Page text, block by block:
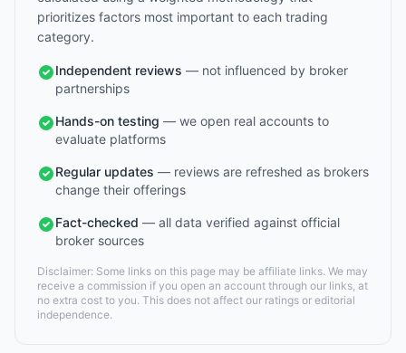
prioritizes factors most important to each trading
category.
Independent reviews — not influenced by broker
partnerships
Hands-on testing — we open real accounts to
evaluate platforms
Regular updates — reviews are refreshed as brokers
change their offerings
Fact-checked — all data verified against official
broker sources
Disclaimer: Some links on this page may be affiliate links. We may
receive a commission if you open an account through our links, at
no extra cost to you. This does not affect our ratings or editorial
independence.